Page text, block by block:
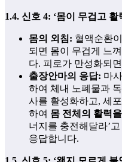
1.4. 신호 4: ‘몸이 무겁고 활
몸의 외침: 혈액순환
되면 몸이 무겁게 느
다. 피로가 만성화되
출장안마의 응답: 마
하여 체내 노폐물과
사를 활성화하고, 세
하여 몸 전체의 활력
너지를 충전해달라’
응답합니다.